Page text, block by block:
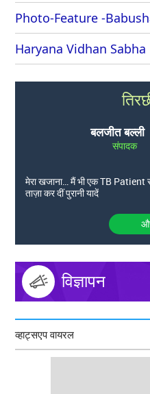
Photo-Feature -
Haryana Vidhan
बलजीत बल्ली
संपादक
मेरा खजाना… मैं भी एक TB
ताज़ा कर दीं पुरानी यादें
विज्ञापन
व्हाट्सएप वायरल